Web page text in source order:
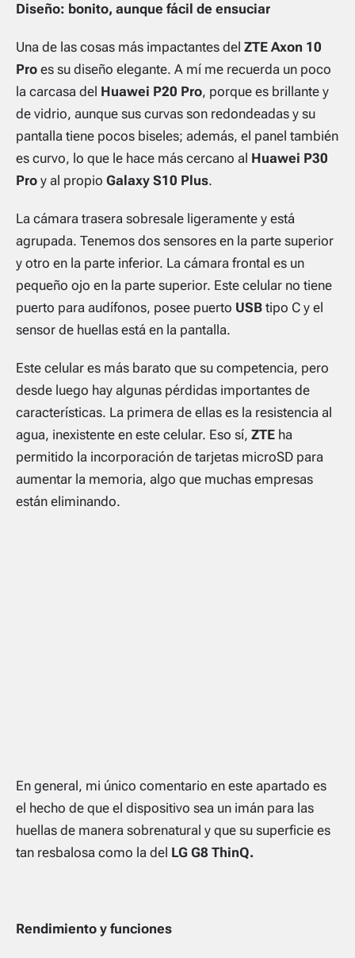
Diseño: bonito, aunque fácil de ensuciar
Una de las cosas más impactantes del ZTE Axon 10
Pro es su diseño elegante. A mí me recuerda un poco
la carcasa del Huawei P20 Pro, porque es brillante y
de vidrio, aunque sus curvas son redondeadas y su
pantalla tiene pocos biseles; además, el panel también
es curvo, lo que le hace más cercano al Huawei P30
Pro y al propio Galaxy S10 Plus.
La cámara trasera sobresale ligeramente y está
agrupada. Tenemos dos sensores en la parte superior
y otro en la parte inferior. La cámara frontal es un
pequeño ojo en la parte superior. Este celular no tiene
puerto para audífonos, posee puerto USB tipo C y el
sensor de huellas está en la pantalla.
Este celular es más barato que su competencia, pero
desde luego hay algunas pérdidas importantes de
características. La primera de ellas es la resistencia al
agua, inexistente en este celular. Eso sí, ZTE ha
permitido la incorporación de tarjetas microSD para
aumentar la memoria, algo que muchas empresas
están eliminando.
En general, mi único comentario en este apartado es
el hecho de que el dispositivo sea un imán para las
huellas de manera sobrenatural y que su superficie es
tan resbalosa como la del LG G8 ThinQ.
Rendimiento y funciones